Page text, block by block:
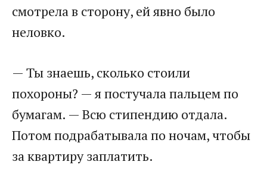
смотрела в сторону, ей явно было
неловко.
— Ты знаешь, сколько стоили
похороны? — я постучала пальцем по
бумагам. — Всю стипендию отдала.
Потом подрабатывала по ночам, чтобы
за квартиру заплатить.